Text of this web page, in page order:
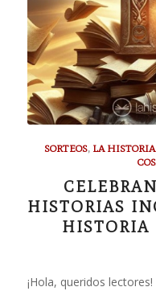
SORTEOS, LA
HISTORIAS
HISTORIA
¡Hola, queridos